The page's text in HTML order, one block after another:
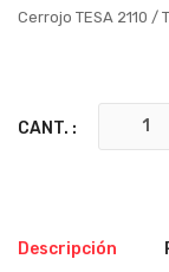
Cerrojo TESA 2110 /
CANT. :
Descripción